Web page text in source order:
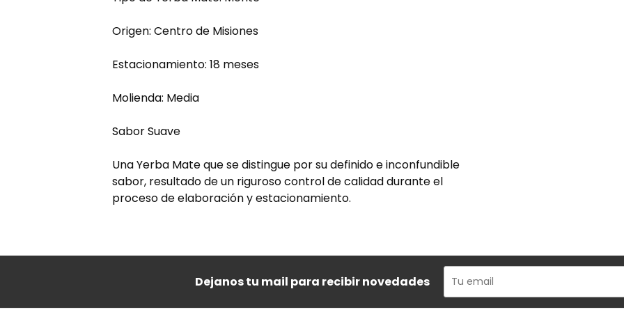
Origen: Centro de Misiones
Estacionamiento: 18 meses
Molienda: Media
Sabor Suave
Una Yerba Mate que se distingue por su definido e inconfundible
sabor, resultado de un riguroso control de calidad durante el
proceso de elaboración y estacionamiento.
Dejanos tu mail para recibir novedades